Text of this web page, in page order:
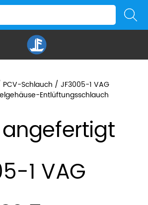
PCV-Schlauch / JF3005-1 VAG
Entlüftungsschlauch
1 VAG